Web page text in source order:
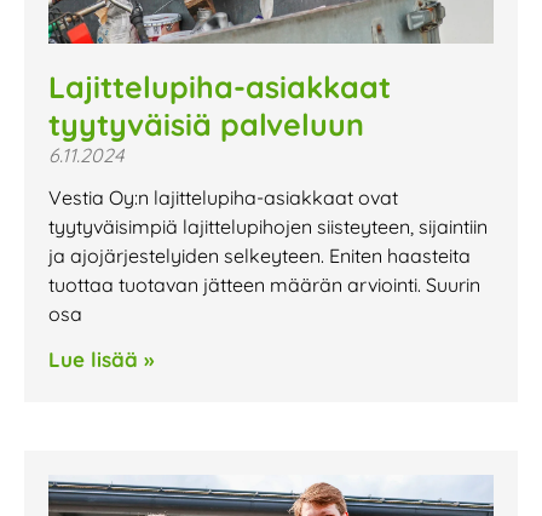
Lajittelupiha-asiakkaat
tyytyväisiä palveluun
6.11.2024
Vestia Oy:n lajittelupiha-asiakkaat ovat
tyytyväisimpiä lajittelupihojen siisteyteen, sijaintiin
ja ajojärjestelyiden selkeyteen. Eniten haasteita
tuottaa tuotavan jätteen määrän arviointi. Suurin
osa
Lue lisää »